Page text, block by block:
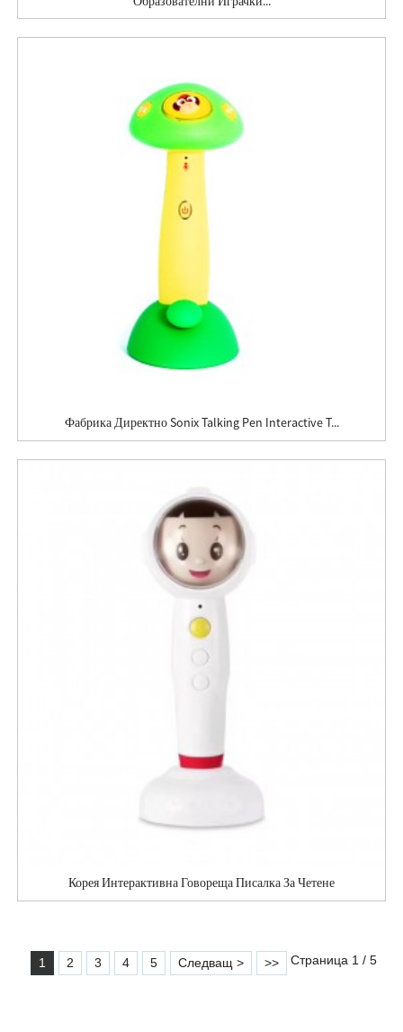
Фабрика Директно Sonix Talking Pen Interactive T...
Корея Интерактивна Говореща Писалка За Четене
1 2 3 4 5 Следващ > >> Страница 1 / 5